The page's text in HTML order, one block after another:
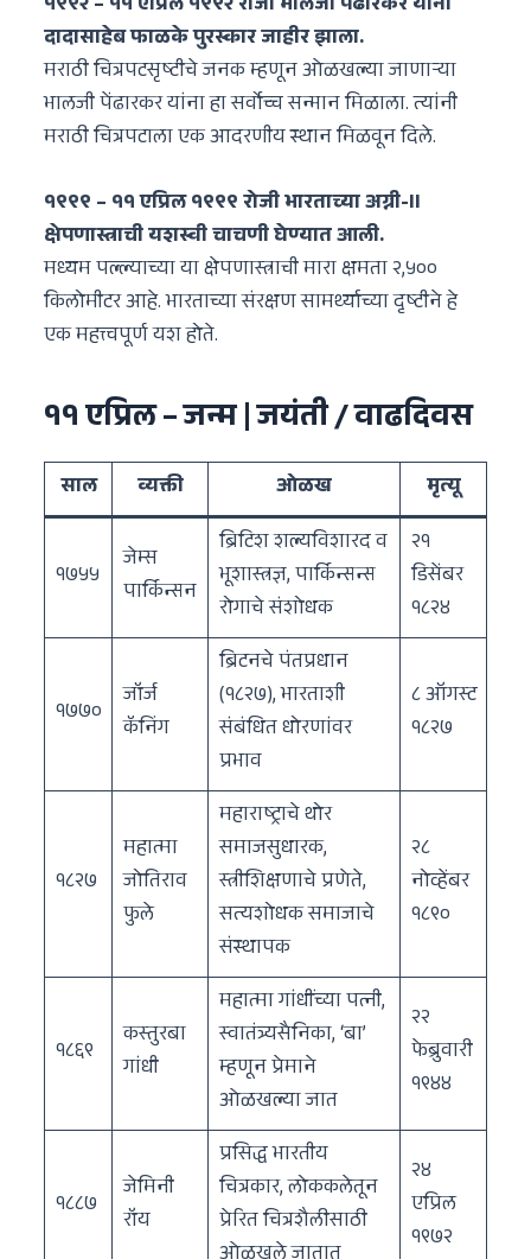
दादासाहेब फाळके पुरस्कार जाहीर झाला.
मराठी चित्रपटसृष्टीचे जनक म्हणून ओळखल्या जाणाऱ्या
भालजी पेंढारकर यांना हा सर्वोच्च सन्मान मिळाला. त्यांनी
मराठी चित्रपटाला एक आदरणीय स्थान मिळवून दिले.
१९९९ – ११ एप्रिल १९९९ रोजी भारताच्या अग्नी-II
क्षेपणास्त्राची यशस्वी चाचणी घेण्यात आली.
मध्यम पल्ल्याच्या या क्षेपणास्त्राची मारा क्षमता २,५००
किलोमीटर आहे. भारताच्या संरक्षण सामर्थ्याच्या दृष्टीने हे
एक महत्त्वपूर्ण यश होते.
११ एप्रिल – जन्म | जयंती / वाढदिवस
साल व्यक्ती ओळख मृत्यू
१७५५
जेम्स
पार्किन्सन
ब्रिटिश शल्यविशारद व
भूशास्त्रज्ञ, पार्किन्सन्स
रोगाचे संशोधक
२१
डिसेंबर
१८२४
१७७०
जॉर्ज
कॅनिंग
ब्रिटनचे पंतप्रधान
(१८२७), भारताशी
संबंधित धोरणांवर
प्रभाव
८ ऑगस्ट
१८२७
१८२७
महात्मा
जोतिराव
फुले
महाराष्ट्राचे थोर
समाजसुधारक,
स्त्रीशिक्षणाचे प्रणेते,
सत्यशोधक समाजाचे
संस्थापक
२८
नोव्हेंबर
१८९०
१८६९
कस्तुरबा
गांधी
महात्मा गांधींच्या पत्नी,
स्वातंत्र्यसैनिका, ‘बा’
म्हणून प्रेमाने
ओळखल्या जात
२२
फेब्रुवारी
१९४४
१८८७
जेमिनी
रॉय
प्रसिद्ध भारतीय
चित्रकार, लोककलेतून
प्रेरित चित्रशैलीसाठी
२४
एप्रिल
१९७२